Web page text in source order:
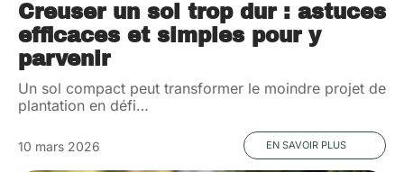
Creuser un sol trop dur : astuces
efficaces et simples pour y
parvenir
Un sol compact peut transformer le moindre projet de
plantation en défi…
10 mars 2026 EN SAVOIR PLUS